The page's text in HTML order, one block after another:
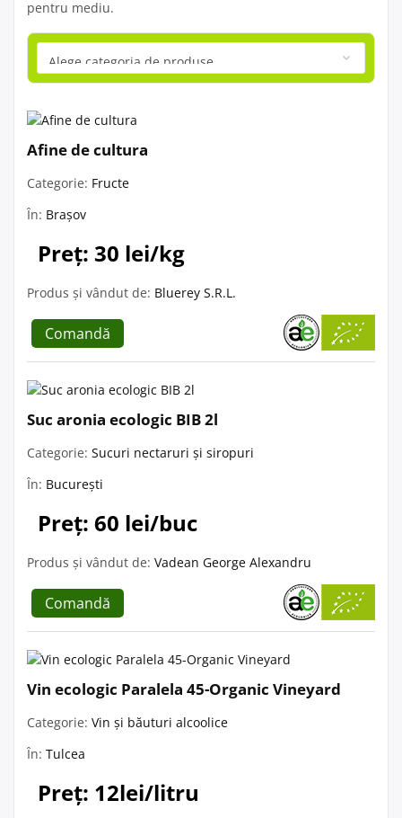
pentru mediu.
Afine de cultura
Categorie: Fructe
În: Brașov
Preț: 30 lei/kg
Produs și vândut de: Bluerey S.R.L.
Comandă
Suc aronia ecologic BIB 2l
Categorie: Sucuri nectaruri și siropuri
În: București
Preț: 60 lei/buc
Produs și vândut de: Vadean George Alexandru
Comandă
Vin ecologic Paralela 45-Organic Vineyard
Categorie: Vin și băuturi alcoolice
În: Tulcea
Preț: 12lei/litru